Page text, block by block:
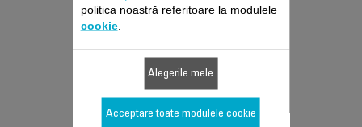
politica noastră referitoare la modulele
cookie.
Alegerile mele
Acceptare toate modulele cookie